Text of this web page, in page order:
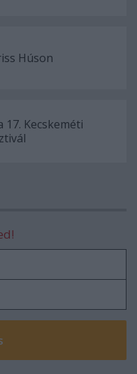
Húson
17. Kecskeméti